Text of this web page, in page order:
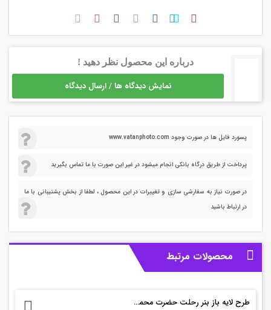
درباره این محصول نظر دهید !
نمایش دیدگاه ها / ارسال دیدگاه
پسورد فایل ها در صورت وجود www.vatanphoto.com
پرداخت از طریق درگاه بانکی انجام میشود در غیر این صورت با ما تماس بگیرید
در صورت نیاز به سفارشی سازی و تغییرات در این محصول ، لطفا از بخش پشتیبانی با ما
در ارتباط باشید
محصولات مرتبط
طرح لایه باز بنر رحلت حضرت محمد psd